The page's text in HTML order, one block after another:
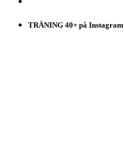
TRÄNING 40+ på Instagram